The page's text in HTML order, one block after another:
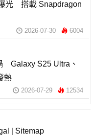
光 搭載 Snapdragon
2026-07-30 6004
Galaxy S25 Ultra、
熱
2026-07-29 12534
Sitemap